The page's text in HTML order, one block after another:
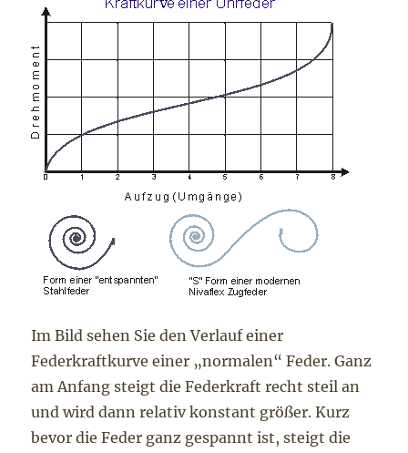
Im Bild sehen Sie den Verlauf einer
Federkraftkurve einer „normalen“ Feder. Ganz
am Anfang steigt die Federkraft recht steil an
und wird dann relativ konstant größer. Kurz
bevor die Feder ganz gespannt ist, steigt die